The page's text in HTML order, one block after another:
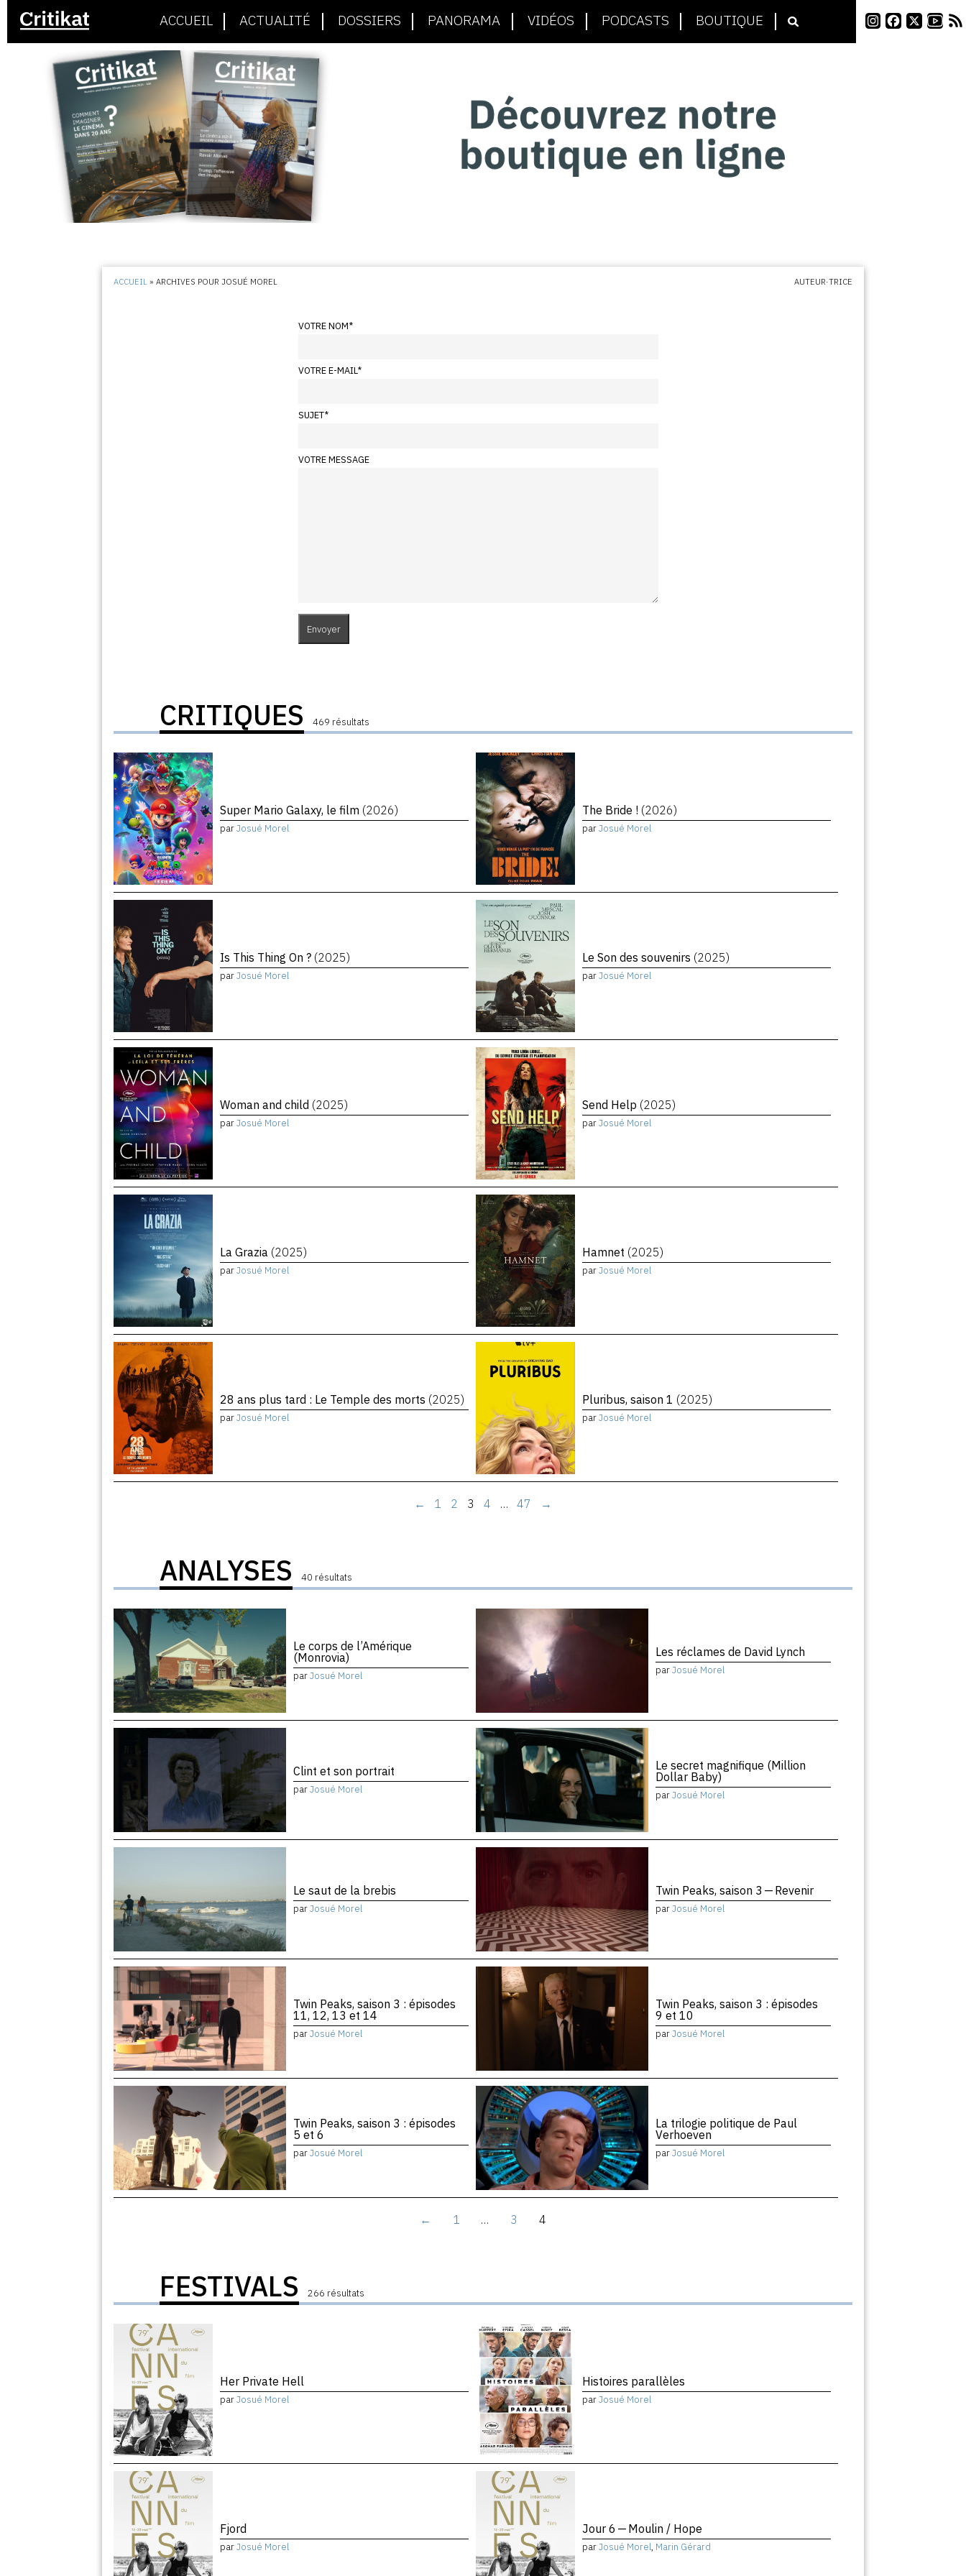
ACCUEIL ACTUALITÉ DOSSIERS PANORAMA VIDÉOS PODCASTS BOUTIQUE
ACCUEIL »ARCHIVES POUR JOSUÉ MOREL AUTEUR·TRICE
VOTRE NOM*
VOTRE E-MAIL*
SUJET*
VOTRE MESSAGE
CRITIQUES 469 résultats
Super Mario Galaxy, le film (2026)
parJosué Morel
The Bride ! (2026)
parJosué Morel
Is This Thing On ? (2025)
parJosué Morel
Le Son des souvenirs (2025)
parJosué Morel
Woman and child (2025)
parJosué Morel
Send Help (2025)
parJosué Morel
La Grazia (2025)
parJosué Morel
Hamnet (2025)
parJosué Morel
28 ans plus tard : Le Temple des morts (2025)
parJosué Morel
Pluribus, saison 1 (2025)
parJosué Morel
← 1 2 3 4 … 47 →
ANALYSES 40 résultats
Le corps de l’Amérique
(Monrovia)
parJosué Morel
Les réclames de David Lynch
parJosué Morel
Clint et son portrait
parJosué Morel
Le secret magnifique (Million
Dollar Baby)
parJosué Morel
Le saut de la brebis
parJosué Morel
Twin Peaks, saison 3 — Revenir
parJosué Morel
Twin Peaks, saison 3 : épisodes
11, 12, 13 et 14
parJosué Morel
Twin Peaks, saison 3 : épisodes
9 et 10
parJosué Morel
Twin Peaks, saison 3 : épisodes
5 et 6
parJosué Morel
La trilogie politique de Paul
Verhoeven
parJosué Morel
← 1 … 3 4
FESTIVALS 266 résultats
Her Private Hell
parJosué Morel
Histoires parallèles
parJosué Morel
Fjord
parJosué Morel
Jour 6 — Moulin / Hope
parJosué Morel, Marin Gérard